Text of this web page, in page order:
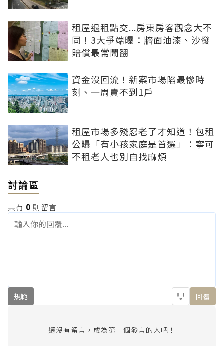
租屋退租點交...房東房客觀念大不
同！3大爭端曝：牆面油漆、沙發
賠償最常鬧翻
資金沒回流！新案市場陷最慘時
刻、一周賣不到1戶
租屋市場多殘忍老了才知道！包租
公曝「有小孩家庭是首選」：寧可
不租老人也別自找麻煩
討論區
共有 0 則留言
規範 回覆
還沒有留言，成為第一個發言的人吧！